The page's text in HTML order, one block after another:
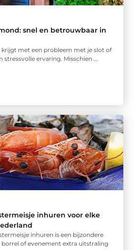
snel en betrouwbaar in
krijgt met een probleem met je slot of
stressvolle ervaring. Misschien ...
inhuren voor elke
inhuren is een bijzondere
borrel of evenement extra uitstraling